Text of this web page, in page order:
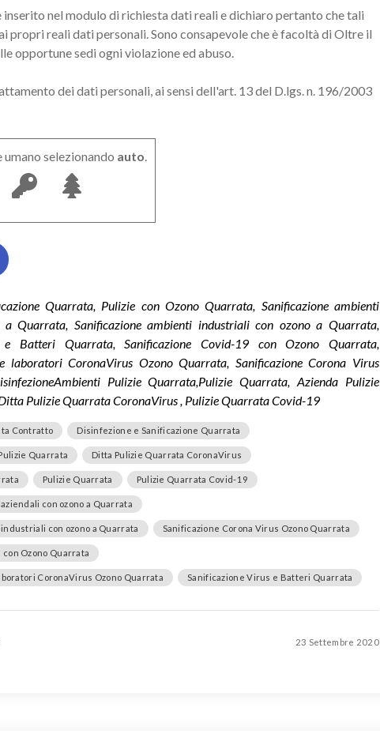
inserito nel modulo di richiesta dati reali e dichiaro pertanto che tali
propri reali dati personali. Sono consapevole che è facoltà di Oltre il
opportune sedi ogni violazione ed abuso.
dei dati personali, ai sensi dell'art. 13 del D.lgs. n. 196/2003
selezionando auto.
Quarrata, Pulizie con Ozono Quarrata, Sanificazione ambienti
a Quarrata, Sanificazione ambienti industriali con ozono a Quarrata,
e Batteri Quarrata, Sanificazione Covid-19 con Ozono Quarrata,
laboratori CoronaVirus Ozono Quarrata, Sanificazione Corona Virus
Pulizie Quarrata,Pulizie Quarrata, Azienda Pulizie
Pulizie Quarrata CoronaVirus , Pulizie Quarrata Covid-19
Contratto Disinfezione e Sanificazione Quarrata
Quarrata Ditta Pulizie Quarrata CoronaVirus
Pulizie Quarrata Pulizie Quarrata Covid-19
con ozono a Quarrata
con ozono a Quarrata Sanificazione Corona Virus Ozono Quarrata
Ozono Quarrata
CoronaVirus Ozono Quarrata Sanificazione Virus e Batteri Quarrata
23 Settembre 2020